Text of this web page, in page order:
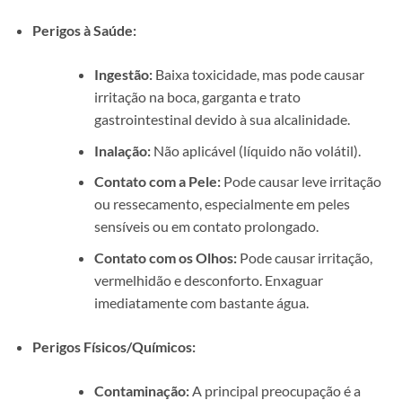
Perigos à Saúde:
Ingestão:Baixa toxicidade, mas pode causar
irritação na boca, garganta e trato
gastrointestinal devido à sua alcalinidade.
Inalação:Não aplicável (líquido não volátil).
Contato com a Pele:Pode causar leve irritação
ou ressecamento, especialmente em peles
sensíveis ou em contato prolongado.
Contato com os Olhos:Pode causar irritação,
vermelhidão e desconforto. Enxaguar
imediatamente com bastante água.
Perigos Físicos/Químicos:
Contaminação:A principal preocupação é a